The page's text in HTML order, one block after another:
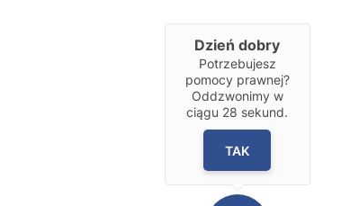
Dzień dobry
Potrzebujesz
pomocy prawnej?
Oddzwonimy w
ciągu 28 sekund.
TAK